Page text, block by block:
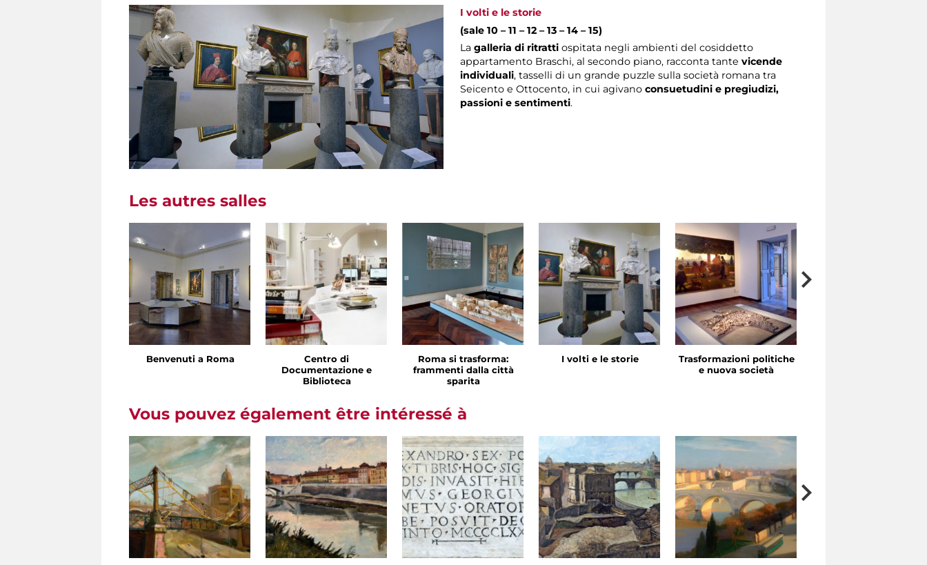
I volti e le storie
(sale 10 – 11 – 12 – 13 – 14 – 15)
Lagalleria di ritratti ospitata negli ambienti del cosiddetto
appartamento Braschi, al secondo piano, racconta tantevicende
individuali, tasselli di un grande puzzle sulla società romana tra
Seicento e Ottocento, in cui agivanoconsuetudini e pregiudizi,
passioni e sentimenti.
Les autres salles
Benvenuti a Roma
Centro di
Documentazione e
Biblioteca
Roma si trasforma:
frammenti dalla città
sparita
I volti e le storie
Trasformazioni politiche
e nuova società
Vous pouvez également être intéressé à